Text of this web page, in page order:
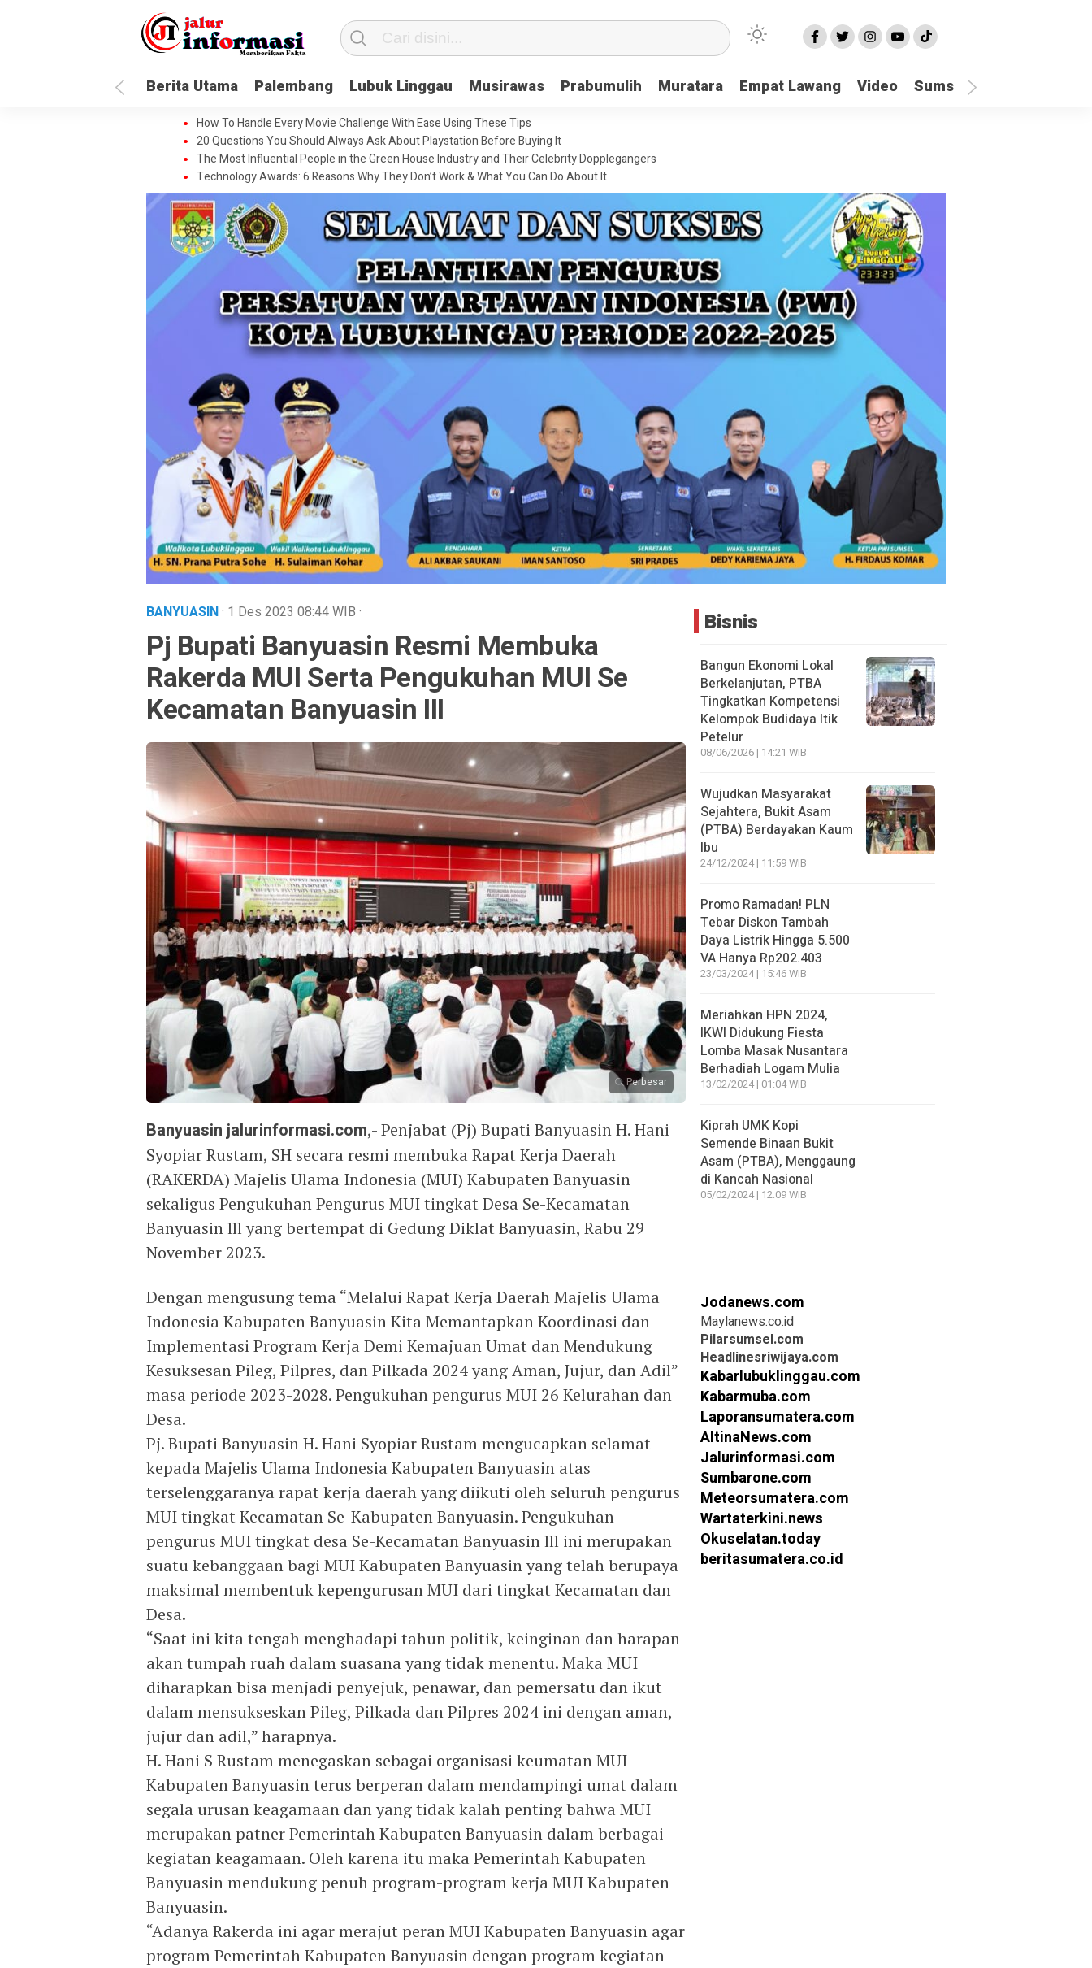
Berita Utama Palembang Lubuk Linggau Musirawas Prabumulih Muratara Empat Lawang Video Sumsel
How To Handle Every Movie Challenge With Ease Using These Tips
20 Questions You Should Always Ask About Playstation Before Buying It
The Most Influential People in the Green House Industry and Their Celebrity Dopplegangers
Technology Awards: 6 Reasons Why They Don’t Work & What You Can Do About It
BANYUASIN· 1 Des 2023 08:44WIB ·
Pj Bupati Banyuasin Resmi Membuka
Rakerda MUI Serta Pengukuhan MUI Se
Kecamatan Banyuasin III
Perbesar
Banyuasin jalurinformasi.com,- Penjabat (Pj) Bupati Banyuasin H. Hani
Syopiar Rustam, SH secara resmi membuka Rapat Kerja Daerah
(RAKERDA) Majelis Ulama Indonesia (MUI) Kabupaten Banyuasin
sekaligus Pengukuhan Pengurus MUI tingkat Desa Se-Kecamatan
Banyuasin lll yang bertempat di Gedung Diklat Banyuasin, Rabu 29
November 2023.
Dengan mengusung tema “Melalui Rapat Kerja Daerah Majelis Ulama
Indonesia Kabupaten Banyuasin Kita Memantapkan Koordinasi dan
Implementasi Program Kerja Demi Kemajuan Umat dan Mendukung
Kesuksesan Pileg, Pilpres, dan Pilkada 2024 yang Aman, Jujur, dan Adil”
masa periode 2023-2028. Pengukuhan pengurus MUI 26 Kelurahan dan
Desa.
Pj. Bupati Banyuasin H. Hani Syopiar Rustam mengucapkan selamat
kepada Majelis Ulama Indonesia Kabupaten Banyuasin atas
terselenggaranya rapat kerja daerah yang diikuti oleh seluruh pengurus
MUI tingkat Kecamatan Se-Kabupaten Banyuasin. Pengukuhan
pengurus MUI tingkat desa Se-Kecamatan Banyuasin lll ini merupakan
suatu kebanggaan bagi MUI Kabupaten Banyuasin yang telah berupaya
maksimal membentuk kepengurusan MUI dari tingkat Kecamatan dan
Desa.
“Saat ini kita tengah menghadapi tahun politik, keinginan dan harapan
akan tumpah ruah dalam suasana yang tidak menentu. Maka MUI
diharapkan bisa menjadi penyejuk, penawar, dan pemersatu dan ikut
dalam mensukseskan Pileg, Pilkada dan Pilpres 2024 ini dengan aman,
jujur dan adil,” harapnya.
H. Hani S Rustam menegaskan sebagai organisasi keumatan MUI
Kabupaten Banyuasin terus berperan dalam mendampingi umat dalam
segala urusan keagamaan dan yang tidak kalah penting bahwa MUI
merupakan patner Pemerintah Kabupaten Banyuasin dalam berbagai
kegiatan keagamaan. Oleh karena itu maka Pemerintah Kabupaten
Banyuasin mendukung penuh program-program kerja MUI Kabupaten
Banyuasin.
“Adanya Rakerda ini agar merajut peran MUI Kabupaten Banyuasin agar
program Pemerintah Kabupaten Banyuasin dengan program kegiatan
Bisnis
Bangun Ekonomi Lokal
Berkelanjutan, PTBA
Tingkatkan Kompetensi
Kelompok Budidaya Itik
Petelur
08/06/2026 | 14:21 WIB
Wujudkan Masyarakat
Sejahtera, Bukit Asam
(PTBA) Berdayakan Kaum
Ibu
24/12/2024 | 11:59 WIB
Promo Ramadan! PLN
Tebar Diskon Tambah
Daya Listrik Hingga 5.500
VA Hanya Rp202.403
23/03/2024 | 15:46 WIB
Meriahkan HPN 2024,
IKWI Didukung Fiesta
Lomba Masak Nusantara
Berhadiah Logam Mulia
13/02/2024 | 01:04 WIB
Kiprah UMK Kopi
Semende Binaan Bukit
Asam (PTBA), Menggaung
di Kancah Nasional
05/02/2024 | 12:09 WIB
Jodanews.com
Maylanews.co.id
Pilarsumsel.com
Headlinesriwijaya.com
Kabarlubuklinggau.com
Kabarmuba.com
Laporansumatera.com
AltinaNews.com
Jalurinformasi.com
Sumbarone.com
Meteorsumatera.com
Wartaterkini.news
Okuselatan.today
beritasumatera.co.id